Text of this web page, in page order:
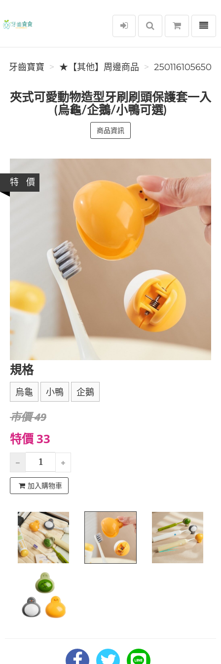
牙齒寶寶
選單
牙齒寶寶 ★【其他】周邊商品 250116105650
夾式可愛動物造型牙刷刷頭保護套一入
(烏龜/企鵝/小鴨可選)
商品資訊
特 價
規格
烏龜 小鴨 企鵝
市價 49
特價 33
加入購物車